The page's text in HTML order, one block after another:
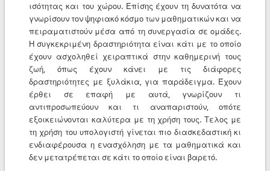
ισότητας και του χώρου. Επίσης έχουν τη δυνατότα να
γνωρίσουν τον ψηφιακό κόσμο των μαθηματικών και να
πειραματιστούν μέσα από τη συνεργασία σε ομάδες.
Η συγκεκριμένη δραστηριότητα είναι κάτι με το οποίο
έχουν ασχοληθεί χειραπτικά στην καθημερινή τους
ζωή, όπως έχουν κάνει με τις διάφορες
δραστηριότητες με ξυλάκια, για παράδειγμα. Έχουν
έρθει σε επαφή με αυτά, γνωρίζουν τι
αντιπροσωπεύουν και τι αναπαριστούν, οπότε
εξοικειώνονται καλύτερα με τη χρήση τους. Τελος με
τη χρήση του υπολογιστή γίνεται πιο διασκεδαστική κι
ενδιαφέρουσα η ενασχόληση με τα μαθηματικά και
δεν μετατρέπεται σε κάτι το οποίο είναι βαρετό.